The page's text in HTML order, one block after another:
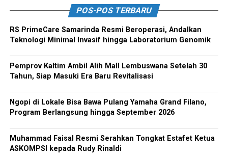
POS-POS TERBARU
RS PrimeCare Samarinda Resmi Beroperasi, Andalkan
Teknologi Minimal Invasif hingga Laboratorium Genomik
Pemprov Kaltim Ambil Alih Mall Lembuswana Setelah 30
Tahun, Siap Masuki Era Baru Revitalisasi
Ngopi di Lokale Bisa Bawa Pulang Yamaha Grand Filano,
Program Berlangsung hingga September 2026
Muhammad Faisal Resmi Serahkan Tongkat Estafet Ketua
ASKOMPSI kepada Rudy Rinaldi